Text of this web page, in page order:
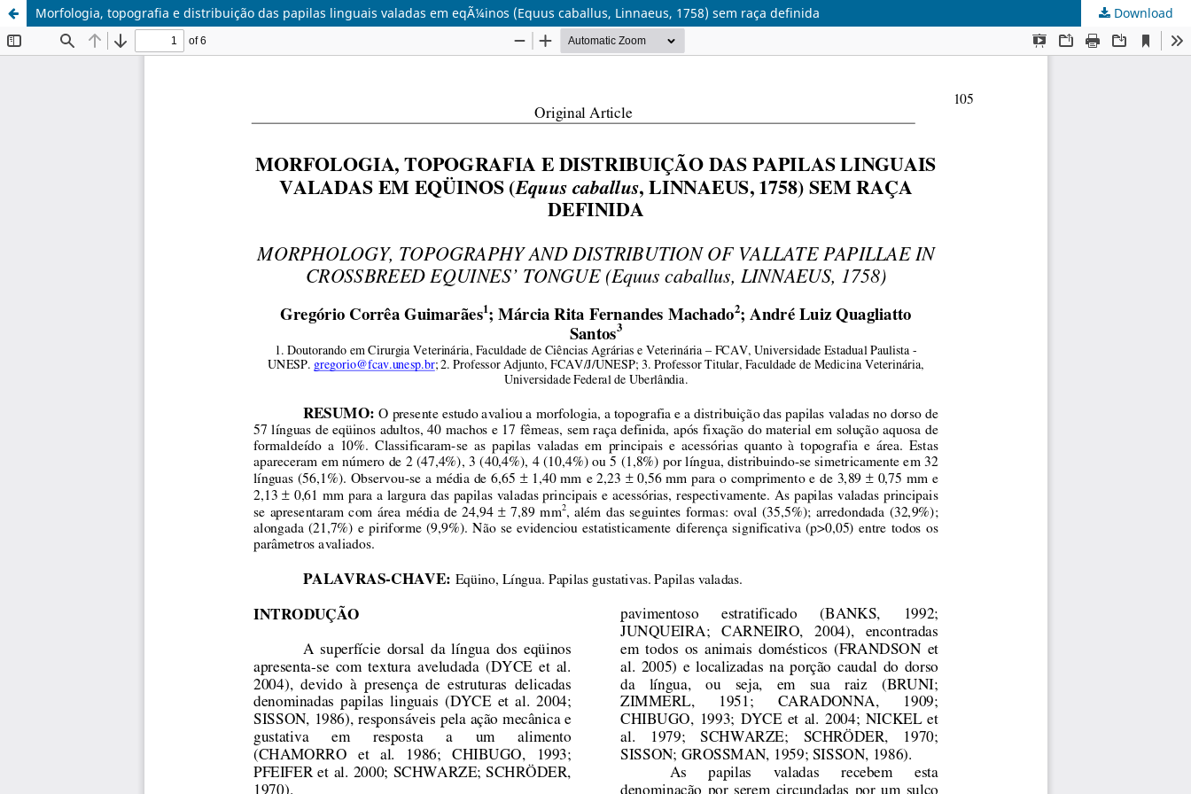
Morfologia, topografia e distribuição das papilas linguais valadas em eqÃ¼inos (Equus caballus, Linnaeus, 1758) sem raça definida Download